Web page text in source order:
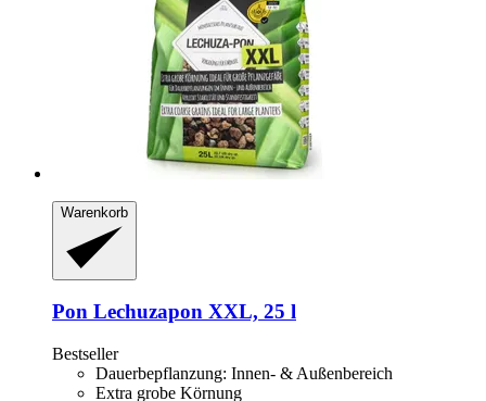
Warenkorb
Pon Lechuzapon XXL, 25 l
Bestseller
Dauerbepflanzung: Innen- & Außenbereich
Extra grobe Körnung